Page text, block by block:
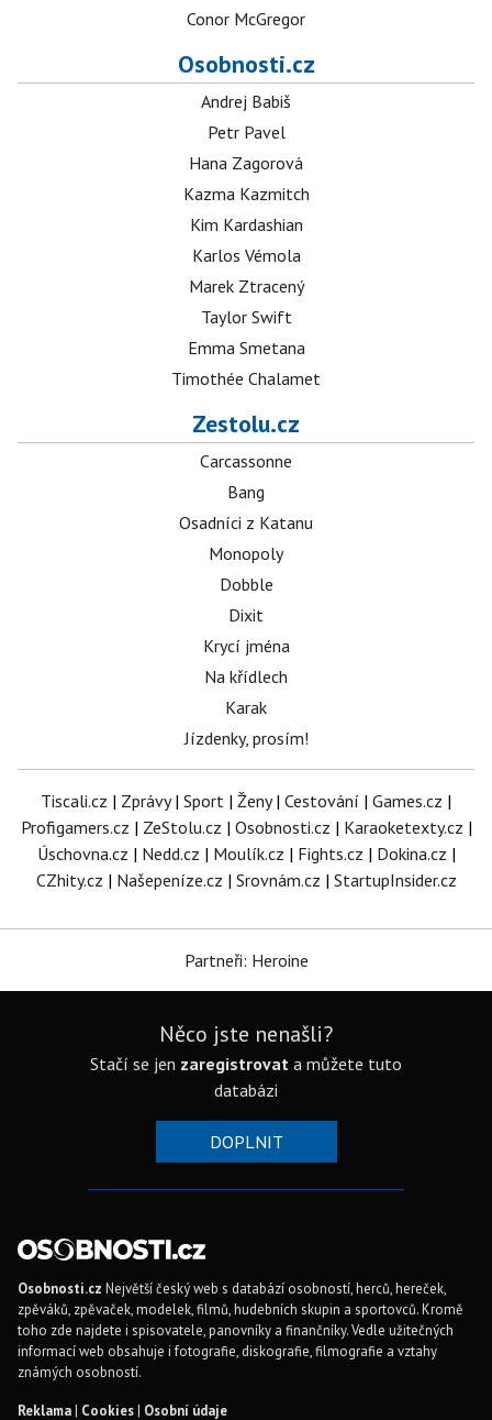
Conor McGregor
Osobnosti.cz
Andrej Babiš
Petr Pavel
Hana Zagorová
Kazma Kazmitch
Kim Kardashian
Karlos Vémola
Marek Ztracený
Taylor Swift
Emma Smetana
Timothée Chalamet
Zestolu.cz
Carcassonne
Bang
Osadníci z Katanu
Monopoly
Dobble
Dixit
Krycí jména
Na křídlech
Karak
Jízdenky, prosím!
Tiscali.cz | Zprávy| Sport | Ženy| Cestování | Games.cz |
Profigamers.cz | ZeStolu.cz | Osobnosti.cz | Karaoketexty.cz |
Úschovna.cz | Nedd.cz | Moulík.cz | Fights.cz | Dokina.cz |
CZhity.cz | Našepeníze.cz | Srovnám.cz | StartupInsider.cz
Partneři: Heroine
Něco jste nenašli?
Stačí se jen zaregistrovat a můžete tuto
databázi
DOPLNIT
Osobnosti.cz Největší český web s databází osobností, herců, hereček,
zpěváků, zpěvaček, modelek, filmů, hudebních skupin a sportovců. Kromě
toho zde najdete i spisovatele, panovníky a finančníky. Vedle užitečných
informací web obsahuje i fotografie, diskografie, filmografie a vztahy
známých osobností.
Reklama| Cookies| Osobní údaje